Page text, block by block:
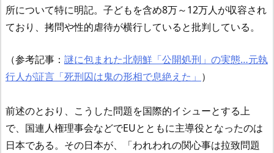
所について特に明記。子どもを含め8万～12万人が収容され
ており、拷問や性的虐待が横行していると批判している。
（参考記事： 謎に包まれた北朝鮮「公開処刑」の実態…元執
行人が証言「死刑囚は鬼の形相で息絶えた」 ）
前述のとおり、こうした問題を国際的イシューとする上
で、国連人権理事会などでEUとともに主導役となったのは
日本である。その日本が、「われわれの関心事は拉致問題